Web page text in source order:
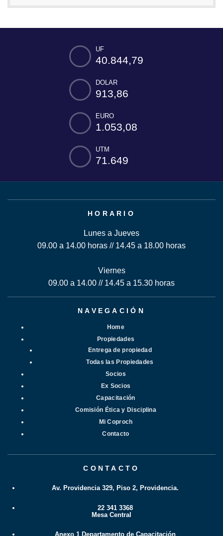
UF
40.844,79
DOLAR
913,86
EURO
1.053,08
UTM
71.649
HORARIO
Lunes a Jueves
09.00 a 14.00 horas // 14.45 a 18.00 horas
Viernes
09.00 a 14.00 // 14.45 a 15.30 horas
NAVEGACIÓN
Home
Propiedades
Entrega de propiedad
Todas las Propiedades
Socios
Ex Socios
Capacitación
Comisión Ética y Disciplina
Mi Coproch
Contacto
CONTACTO
Av. Providencia 329, Piso 2, Providencia.
22 341 3368
Mesa Central
Anexo 1 Departamento de Capacitación